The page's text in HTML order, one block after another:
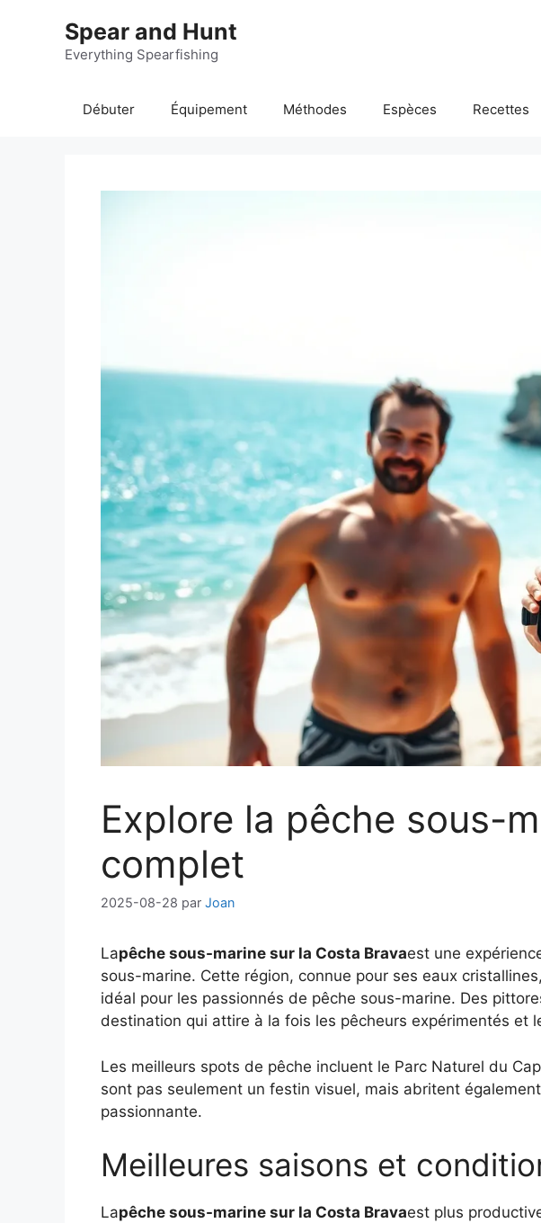
Spear and Hunt
Everything Spearfishing
Débuter Équipement Méthodes Espèces Recettes
Explore la pêche sous-
complet
2025-08-28 par Joan
Lapêche sous-marine sur la Costa Bravaest une
sous-marine. Cette région, connue pour ses eaux
idéal pour les passionnés de pêche sous-marine. Des
destination qui attire à la fois les pêcheurs expérimentés et
Les meilleurs spots de pêche incluent le Parc Naturel du
sont pas seulement un festin visuel, mais abritent
passionnante.
Meilleures saisons et
Lapêche sous-marine sur la Costa Bravaest plus